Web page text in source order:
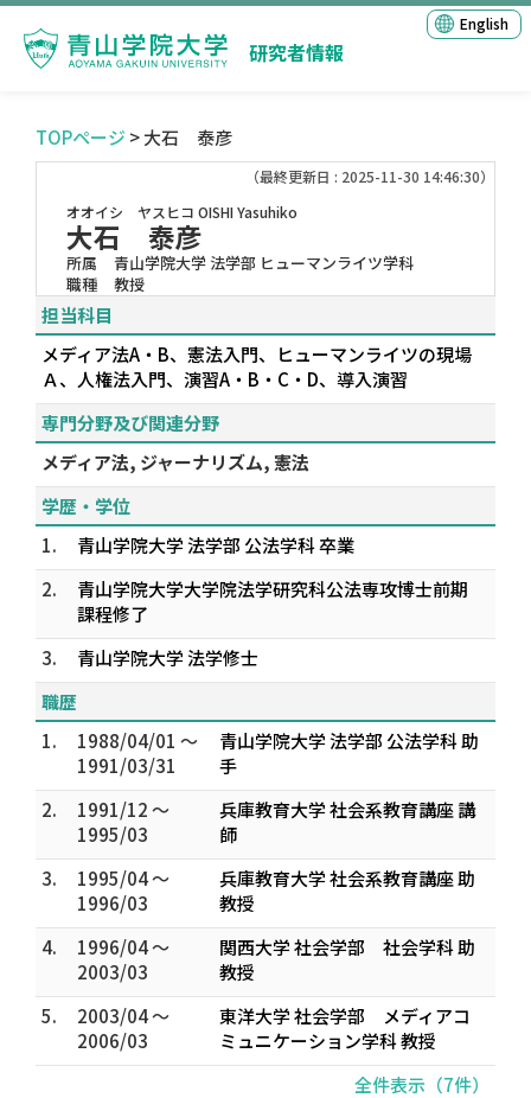
研究者情報
English
TOPページ > 大石 泰彦
（最終更新日 : 2025-11-30 14:46:30）
オオイシ ヤスヒコ OISHI Yasuhiko
大石 泰彦
所属
青山学院大学 法学部 ヒューマンライツ学科
職種
教授
担当科目
メディア法A・B、憲法入門、ヒューマンライツの現場
Ａ、人権法入門、演習A・B・C・D、導入演習
専門分野及び関連分野
メディア法, ジャーナリズム, 憲法
学歴・学位
1.
青山学院大学 法学部 公法学科 卒業
2.
青山学院大学大学院法学研究科公法専攻博士前期
課程修了
3.
青山学院大学 法学修士
職歴
1.
1988/04/01 ～
1991/03/31
青山学院大学 法学部 公法学科 助
手
2.
1991/12 ～
1995/03
兵庫教育大学 社会系教育講座 講
師
3.
1995/04 ～
1996/03
兵庫教育大学 社会系教育講座 助
教授
4.
1996/04 ～
2003/03
関西大学 社会学部 社会学科 助
教授
5.
2003/04 ～
2006/03
東洋大学 社会学部 メディアコ
ミュニケーション学科 教授
全件表示（7件）